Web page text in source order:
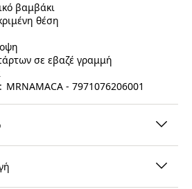
βαμβάκι
θέση
σε εβαζέ γραμμή
MRNAMACA - 7971076206001